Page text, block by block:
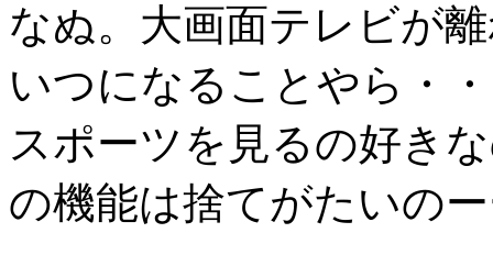
なぬ。大画面テレビが
いつになることやら・
スポーツを見るの好き
の機能は捨てがたいの